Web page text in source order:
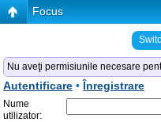
Focus
Nu aveţi permisiunile necesare
Autentificare • Înregistrare
Nume
utilizator: